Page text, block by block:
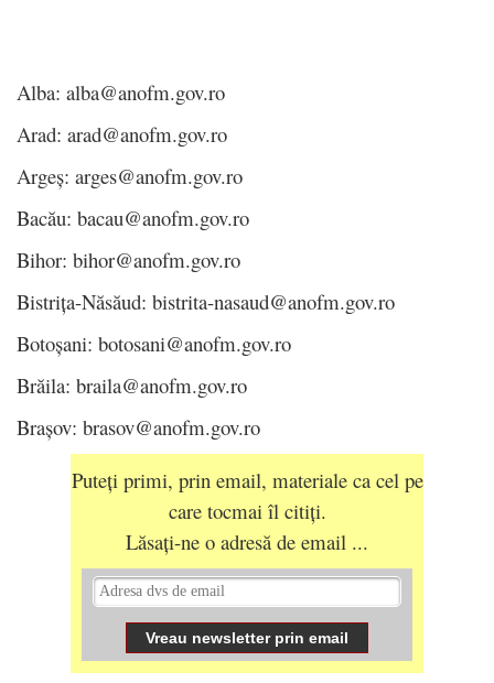
Alba: alba@anofm.gov.ro
Arad: arad@anofm.gov.ro
Argeș: arges@anofm.gov.ro
Bacău: bacau@anofm.gov.ro
Bihor: bihor@anofm.gov.ro
Bistrița-Năsăud: bistrita-nasaud@anofm.gov.ro
Botoșani: botosani@anofm.gov.ro
Brăila: braila@anofm.gov.ro
Brașov: brasov@anofm.gov.ro
Puteți primi, prin email, materiale ca cel pe
care tocmai îl citiți.
Lăsați-ne o adresă de email ...